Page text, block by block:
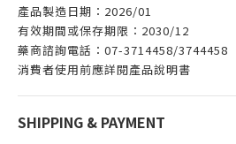
產品製造日期：2026/01
有效期間或保存期限：2030/12
藥商諮詢電話：07-3714458/3744458
消費者使用前應詳閱產品說明書
SHIPPING & PAYMENT